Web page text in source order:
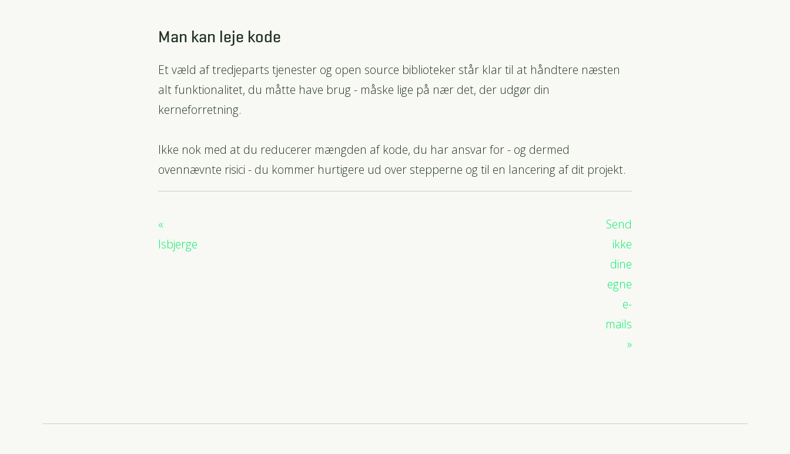
Man kan leje kode
Et væld af tredjeparts tjenester og open source biblioteker står klar til at håndtere næsten
alt funktionalitet, du måtte have brug - måske lige på nær det, der udgør din
kerneforretning.
Ikke nok med at du reducerer mængden af kode, du har ansvar for - og dermed
ovennævnte risici - du kommer hurtigere ud over stepperne og til en lancering af dit projekt.
Isbjerge
Send
ikke
dine
egne
e-
mails